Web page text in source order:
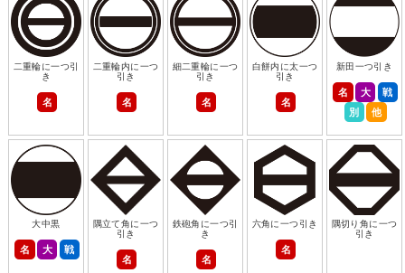
二重輪に一つ引
き
名
二重輪内に一つ
引き
名
細二重輪に一つ
引き
名
白餅内に太一つ
引き
名
新田一つ引き
名 大
戦
別
他
大中黒
名 大 戦
隅立て角に一つ
引き
名
鉄砲角に一つ引
き
名
六角に一つ引き
名
隅切り角に一つ
引き